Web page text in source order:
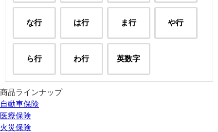
な行 は行 ま行 や行
ら行 わ行 英数字
商品ラインナップ
自動車保険
医療保険
火災保険